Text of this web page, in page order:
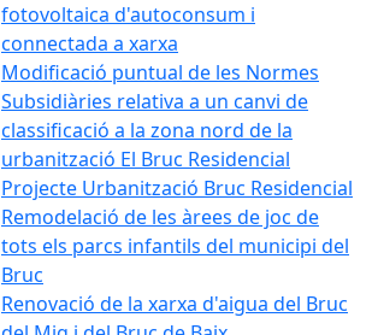
fotovoltaica d'autoconsum i
connectada a xarxa
Modificació puntual de les Normes
Subsidiàries relativa a un canvi de
classificació a la zona nord de la
urbanització El Bruc Residencial
Projecte Urbanització Bruc Residencial
Remodelació de les àrees de joc de
tots els parcs infantils del municipi del
Bruc
Renovació de la xarxa d'aigua del Bruc